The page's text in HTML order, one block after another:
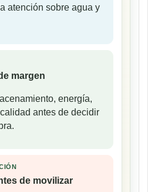
atención sobre agua y
margen
energía,
antes de decidir
de movilizar